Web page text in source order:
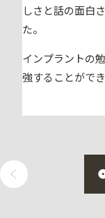
しさと話の面白
た。
インプラントの
強することがで